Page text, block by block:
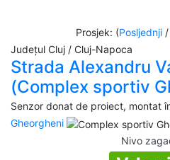
Prosjek: (Posljednji/
Județul Cluj / Cluj-Napoca
Strada Alexandru
(Complex sportiv
Senzor donat de proiect, montat
Gheorgheni
Nivo